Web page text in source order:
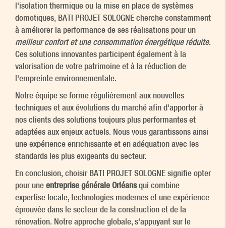
l'isolation thermique ou la mise en place de systèmes
domotiques, BATI PROJET SOLOGNE cherche constamment
à améliorer la performance de ses réalisations pour un
meilleur confort et une consommation énergétique réduite.
Ces solutions innovantes participent également à la
valorisation de votre patrimoine et à la réduction de
l'empreinte environnementale.
Notre équipe se forme régulièrement aux nouvelles
techniques et aux évolutions du marché afin d'apporter à
nos clients des solutions toujours plus performantes et
adaptées aux enjeux actuels. Nous vous garantissons ainsi
une expérience enrichissante et en adéquation avec les
standards les plus exigeants du secteur.
En conclusion, choisir BATI PROJET SOLOGNE signifie opter
pour une entreprise générale Orléansqui combine
expertise locale, technologies modernes et une expérience
éprouvée dans le secteur de la construction et de la
rénovation. Notre approche globale, s'appuyant sur le